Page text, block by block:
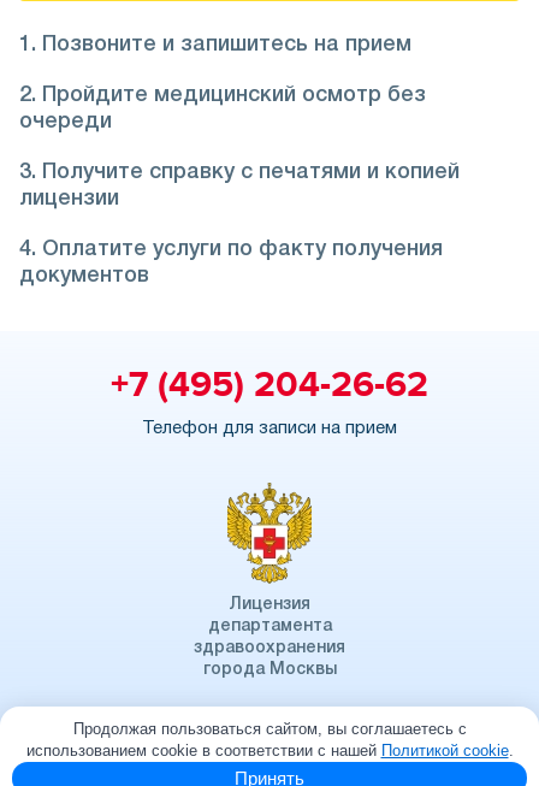
1. Позвоните и запишитесь на прием
2. Пройдите медицинский осмотр без
очереди
3. Получите справку с печатями и копией
лицензии
4. Оплатите услуги по факту получения
документов
+7 (495) 204-26-62
Телефон для записи на прием
Лицензия
департамента
здравоохранения
города Москвы
© 2000-2026 Медкомиссия №1
Продолжая пользоваться сайтом, вы соглашаетесь с
использованием cookie в соответствии с нашей Политикой cookie.
Принять